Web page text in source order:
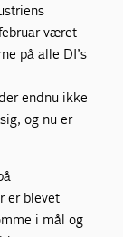
været
på alle DI’s
endnu ikke
og nu er
er blevet
i mål og